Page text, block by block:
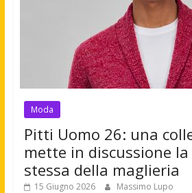
Moda
Pitti Uomo 26: una
mette in discussione la
stessa della maglieria
15 Giugno 2026 Massimo Lupo